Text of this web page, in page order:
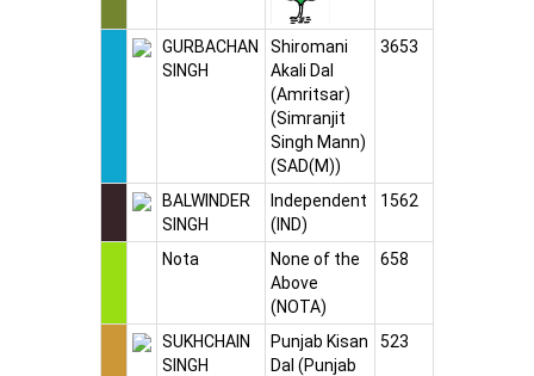
GURBACHAN
SINGH
Shiromani
Akali Dal
(Amritsar)
(Simranjit
Singh Mann)
(SAD(M))
3653
BALWINDER
SINGH
Independent
(IND)
1562
Nota
None of the
Above
(NOTA)
658
SUKHCHAIN
SINGH
Punjab Kisan
Dal (Punjab
523